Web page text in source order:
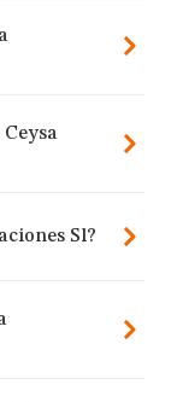
Sl?